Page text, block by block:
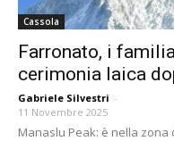
Cassola
Farronato, i
cerimonia laica
Gabriele Silvestri -
11 Novembre 2025
Manaslu Peak: è nella